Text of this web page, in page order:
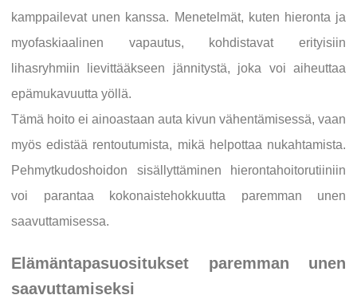
kamppailevat unen kanssa. Menetelmät, kuten hieronta ja
myofaskiaalinen vapautus, kohdistavat erityisiin
lihasryhmiin lievittääkseen jännitystä, joka voi aiheuttaa
epämukavuutta yöllä.
Tämä hoito ei ainoastaan auta kivun vähentämisessä, vaan
myös edistää rentoutumista, mikä helpottaa nukahtamista.
Pehmytkudoshoidon sisällyttäminen hierontahoitorutiiniin
voi parantaa kokonaistehokkuutta paremman unen
saavuttamisessa.
Elämäntapasuositukset paremman unen
saavuttamiseksi